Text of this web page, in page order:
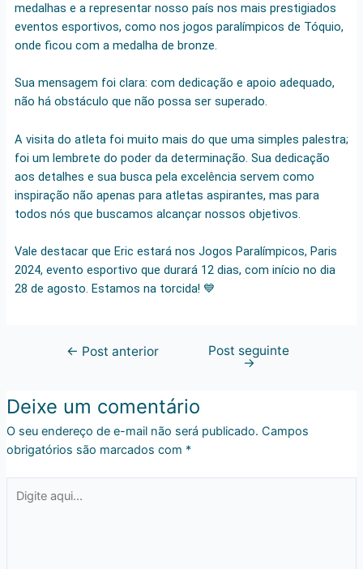
medalhas e a representar nosso país nos mais prestigiados
eventos esportivos, como nos jogos paralímpicos de Tóquio,
onde ficou com a medalha de bronze.
Sua mensagem foi clara: com dedicação e apoio adequado,
não há obstáculo que não possa ser superado.
A visita do atleta foi muito mais do que uma simples palestra;
foi um lembrete do poder da determinação. Sua dedicação
aos detalhes e sua busca pela excelência servem como
inspiração não apenas para atletas aspirantes, mas para
todos nós que buscamos alcançar nossos objetivos.
Vale destacar que Eric estará nos Jogos Paralímpicos, Paris
2024, evento esportivo que durará 12 dias, com início no dia
28 de agosto. Estamos na torcida! 💙
← Post anterior Post seguinte
→
Deixe um comentário
O seu endereço de e-mail não será publicado. Campos
obrigatórios são marcados com *
aqui...